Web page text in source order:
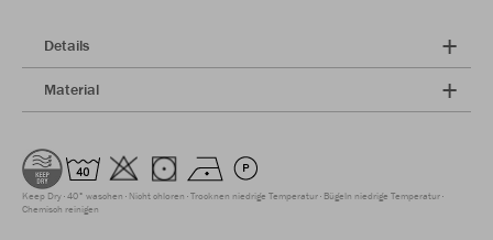
Details
Material
Keep Dry 40° waschen Nicht chloren Trocknen niedrige Temperatur Bügeln niedrige Temperatur
Chemisch reinigen